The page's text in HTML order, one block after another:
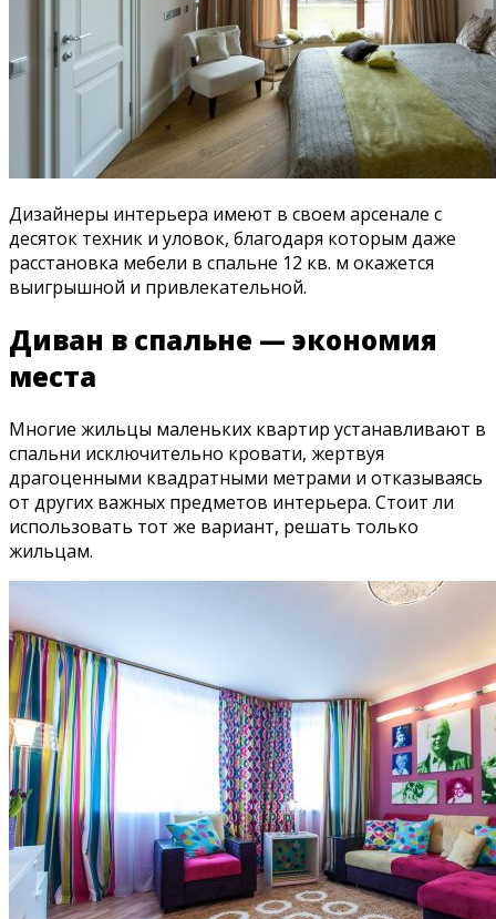
Дизайнеры интерьера имеют в своем арсенале с
десяток техник и уловок, благодаря которым даже
расстановка мебели в спальне 12 кв. м окажется
выигрышной и привлекательной.
Диван в спальне — экономия
места
Многие жильцы маленьких квартир устанавливают в
спальни исключительно кровати, жертвуя
драгоценными квадратными метрами и отказываясь
от других важных предметов интерьера. Стоит ли
использовать тот же вариант, решать только
жильцам.